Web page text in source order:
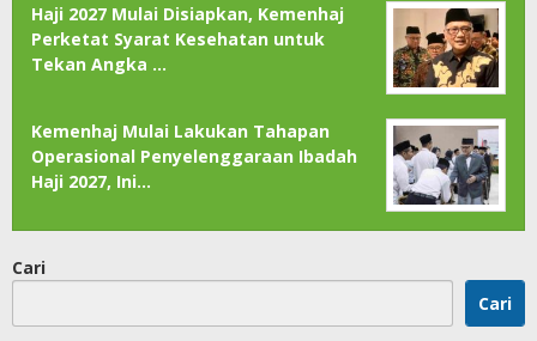
Haji 2027 Mulai Disiapkan, Kemenhaj
Perketat Syarat Kesehatan untuk
Tekan Angka …
Kemenhaj Mulai Lakukan Tahapan
Operasional Penyelenggaraan Ibadah
Haji 2027, Ini…
Cari
Cari